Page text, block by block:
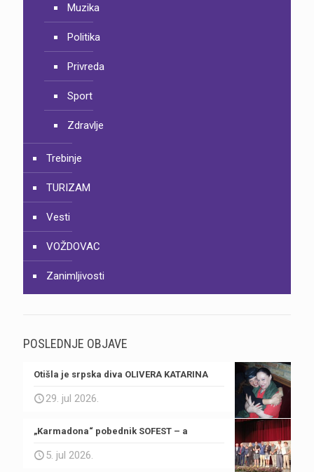
Muzika
Politika
Privreda
Sport
Zdravlje
Trebinje
TURIZAM
Vesti
VOŽDOVAC
Zanimljivosti
POSLEDNJE OBJAVE
Otišla je srpska diva OLIVERA KATARINA
29. jul 2026.
„Karmadona“ pobednik SOFEST – a
5. jul 2026.